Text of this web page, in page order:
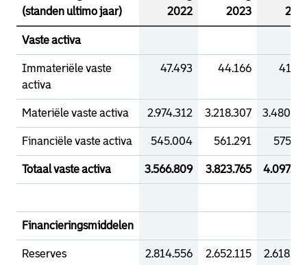
(standen ultimo jaar)
2022
2023
Vaste activa
Immateriële vaste
activa
47.493 44.166
Materiële vaste activa 2.974.312 3.218.307
Financiële vaste activa 545.004 561.291
Totaal vaste activa 3.566.809 3.823.765
Financieringsmiddelen
Reserves 2.814.556 2.652.115